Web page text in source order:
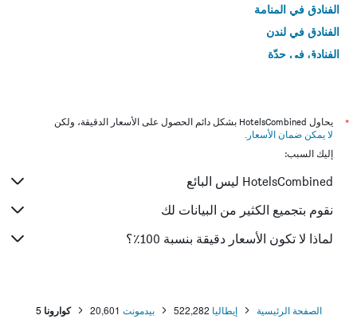
الفنادق في المنامة
الفنادق في لندن
الفنادق في جدّة
*
يحاول HotelsCombined بشكل دائم الحصول على الأسعار الدقيقة، ولكن
لا يمكن ضمان الأسعار .
إليك السبب:
HotelsCombined ليس البائع
نقوم بتجميع الكثير من البيانات لك
لماذا لا تكون الأسعار دقيقة بنسبة 100٪؟
الصفحة الرئيسية إيطاليا 522,282 بيدمونت 20,601 كوارونا 5